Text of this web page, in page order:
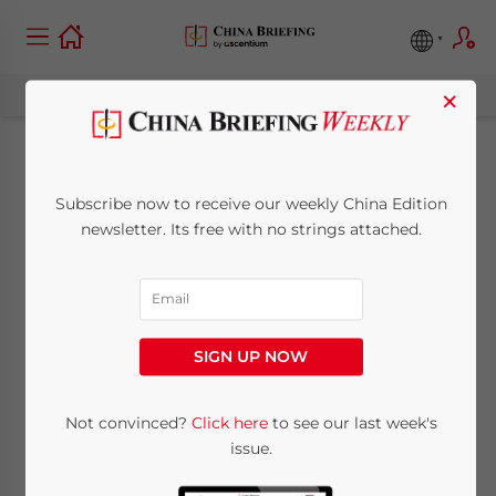
Как открыть компанию
в Китае? Ключевые
моменты и подводные
камни при открытии
компании (Часть II).
China Briefing
×
Subscribe now to receive our weekly China Edition
newsletter. Its free with no strings attached.
SIGN UP NOW
Not convinced? Click hereto see our last week's
issue.